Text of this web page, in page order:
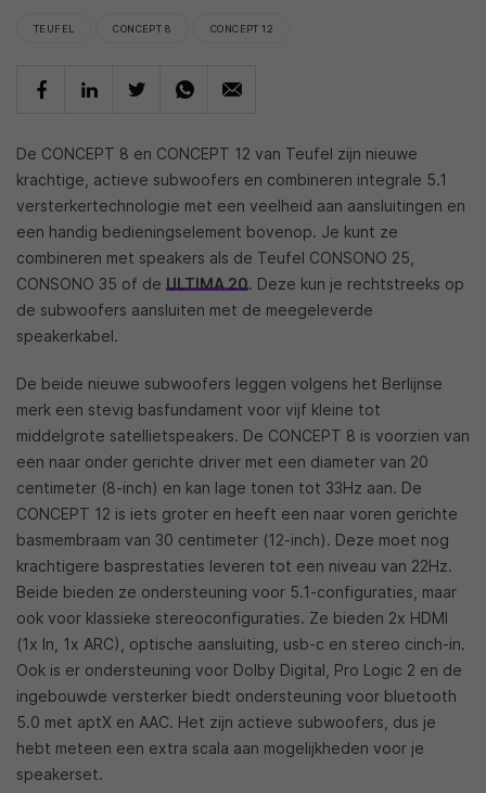
TEUFEL CONCEPT 8 CONCEPT 12
De CONCEPT 8 en CONCEPT 12 van Teufel zijn nieuwe
krachtige, actieve subwoofers en combineren integrale 5.1
versterkertechnologie met een veelheid aan aansluitingen en
een handig bedieningselement bovenop. Je kunt ze
combineren met speakers als de Teufel CONSONO 25,
CONSONO 35 of de ULTIMA 20. Deze kun je rechtstreeks op
de subwoofers aansluiten met de meegeleverde
speakerkabel.
De beide nieuwe subwoofers leggen volgens het Berlijnse
merk een stevig basfundament voor vijf kleine tot
middelgrote satellietspeakers. De CONCEPT 8 is voorzien van
een naar onder gerichte driver met een diameter van 20
centimeter (8-inch) en kan lage tonen tot 33Hz aan. De
CONCEPT 12 is iets groter en heeft een naar voren gerichte
basmembraam van 30 centimeter (12-inch). Deze moet nog
krachtigere basprestaties leveren tot een niveau van 22Hz.
Beide bieden ze ondersteuning voor 5.1-configuraties, maar
ook voor klassieke stereoconfiguraties. Ze bieden 2x HDMI
(1x In, 1x ARC), optische aansluiting, usb-c en stereo cinch-in.
Ook is er ondersteuning voor Dolby Digital, Pro Logic 2 en de
ingebouwde versterker biedt ondersteuning voor bluetooth
5.0 met aptX en AAC. Het zijn actieve subwoofers, dus je
hebt meteen een extra scala aan mogelijkheden voor je
speakerset.